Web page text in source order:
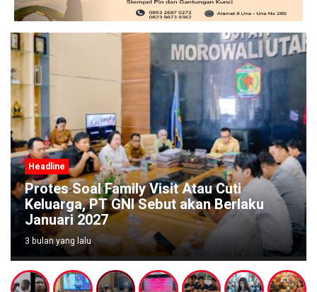
Headline
Protes Soal Family Visit Atau Cuti
Keluarga, PT GNI Sebut akan Berlaku
Januari 2027
3 bulan yang lalu